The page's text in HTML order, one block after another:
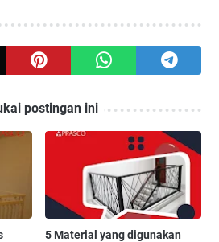
postingan ini
5 Material yang digunakan